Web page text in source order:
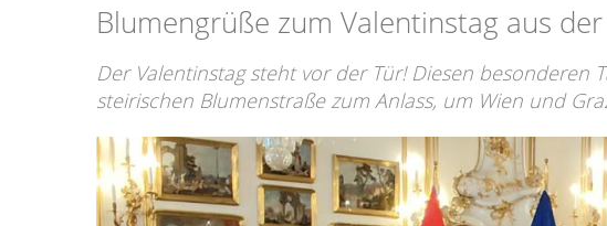
Blumengrüße zum Valentinstag aus
Der Valentinstag steht vor der Tür! Diesen besonderen
steirischen Blumenstraße zum Anlass, um Wien und